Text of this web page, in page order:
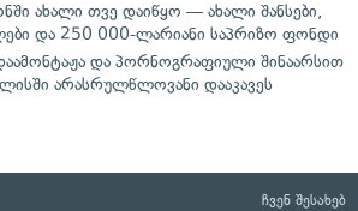
ახალი თვე დაიწყო — ახალი შანსები,
და 250 000-ლარიანი საპრიზო ფონდი
და პორნოგრაფიული შინაარსით
არასრულწლოვანი დააკავეს
ჩვენ შესახებ